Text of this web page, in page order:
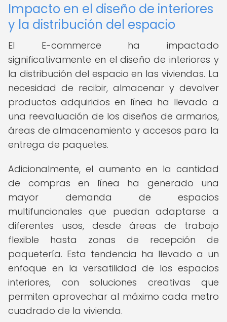
Impacto en el diseño de interiores
y la distribución del espacio
El E-commerce ha impactado
significativamente en el diseño de interiores y
la distribución del espacio en las viviendas. La
necesidad de recibir, almacenar y devolver
productos adquiridos en línea ha llevado a
una reevaluación de los diseños de armarios,
áreas de almacenamiento y accesos para la
entrega de paquetes.
Adicionalmente, el aumento en la cantidad
de compras en línea ha generado una
mayor demanda de espacios
multifuncionales que puedan adaptarse a
diferentes usos, desde áreas de trabajo
flexible hasta zonas de recepción de
paquetería. Esta tendencia ha llevado a un
enfoque en la versatilidad de los espacios
interiores, con soluciones creativas que
permiten aprovechar al máximo cada metro
cuadrado de la vivienda.